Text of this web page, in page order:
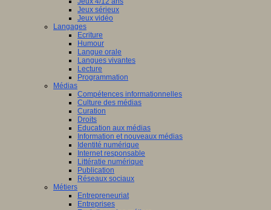
Jeux sérieux
Jeux vidéo
Langages
Ecriture
Humour
Langue orale
Langues vivantes
Lecture
Programmation
Médias
Compétences informationnelles
Culture des médias
Curation
Droits
Education aux médias
Information et nouveaux médias
Identité numérique
Internet responsable
Littératie numérique
Publication
Réseaux sociaux
Métiers
Entrepreneuriat
Entreprises